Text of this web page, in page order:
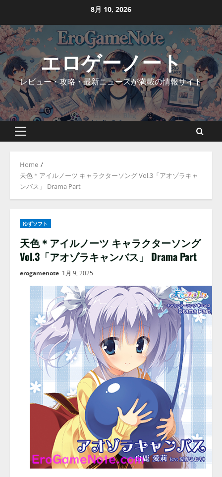
content
8月 10, 2026
エロゲーノート
レビュー・攻略・最新ニュースが満載の情報サイト
Primary
Home
天色＊アイルノーツ キャラクターソング Vol.3「アオゾラキャ
ンバス」 Drama Part
ゆずソフト
天色＊アイルノーツ キャラクターソング
Vol.3「アオゾラキャンバス」 Drama Part
erogamenote 1月 9, 2025